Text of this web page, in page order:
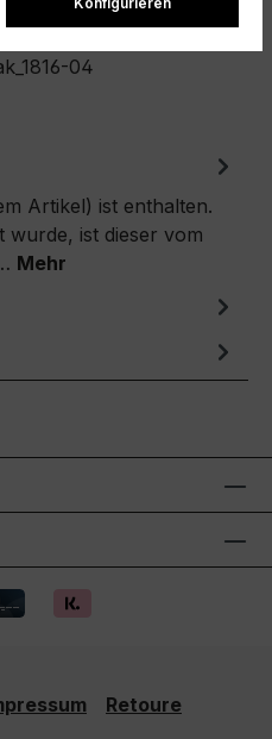
04
Artikel) ist enthalten.
ist dieser vom
Mehr
Retoure